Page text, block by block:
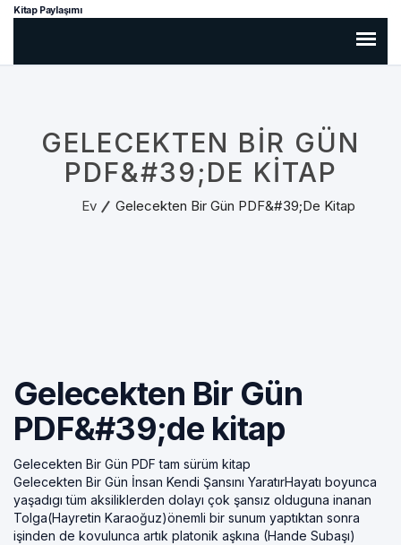
Kitap Paylaşımı
GELECEKTEN BIR GÜN
PDF&#39;DE KITAP
Ev Gelecekten Bir Gün PDF&#39;de Kitap
Gelecekten Bir Gün
PDF&#39;de kitap
Gelecekten Bir Gün PDF tam sürüm kitap
Gelecekten Bir Gün İnsan Kendi Şansını YaratırHayatı boyunca
yaşadıgı tüm aksiliklerden dolayı çok şansız olduguna inanan
Tolga(Hayretin Karaoğuz)önemli bir sunum yaptıktan sonra
işinden de kovulunca artık platonik aşkına (Hande Subaşı)